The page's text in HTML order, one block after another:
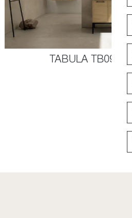
ACANTHIS AC14